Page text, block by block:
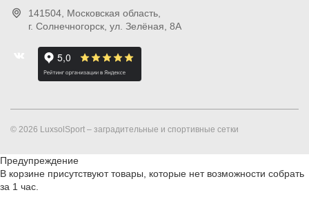
141504 , Московская область,
г. Солнечногорск ул. Зелёная, 8А
© 2026 LuxsolSport – заградительные и спортивные сетки
Предупреждение
В корзине присутствуют товары, которые нет возможности собрать
за 1 час.